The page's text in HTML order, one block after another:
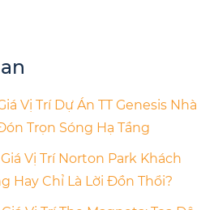
Vị Trí Dự Án TT Genesis Nhà
Trọn Sóng Hạ Tầng
Vị Trí Norton Park Khách
Hay Chỉ Là Lời Đồn Thổi?